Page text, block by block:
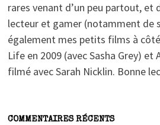
rares venant d’un peu partout, et
lecteur et gamer (notamment de
également mes petits films à
Life en 2009 (avec Sasha Grey) et
filmé avec Sarah Nicklin. Bonne
COMMENTAIRES RÉCENTS